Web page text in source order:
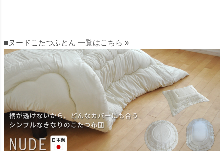
■ヌードこたつふとん 一覧はこちら »